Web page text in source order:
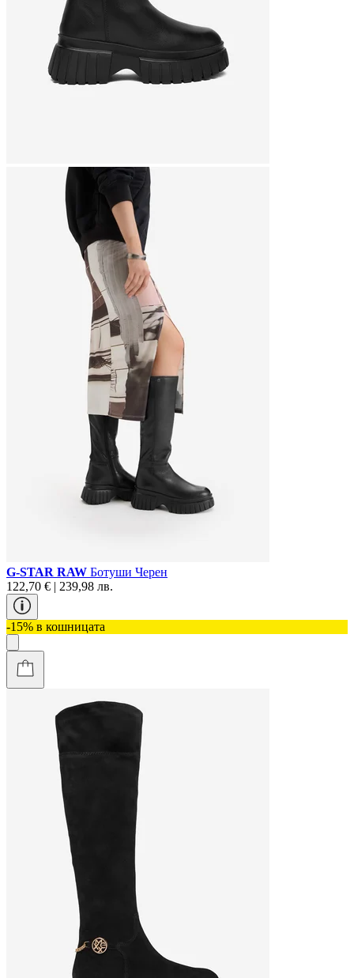
G-STAR RAW Ботуши Черен
122,70 € | 239,98 лв.
-15% в кошницата